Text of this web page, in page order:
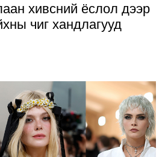
хивсний ёслол дээр
чиг хандлагууд